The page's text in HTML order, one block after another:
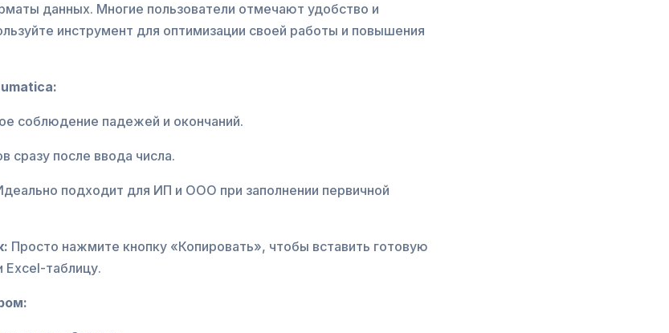
данных. Многие пользователи отмечают удобство и
инструмент для оптимизации своей работы и повышения
соблюдение падежей и окончаний.
сразу после ввода числа.
подходит для ИП и ООО при заполнении первичной
Просто нажмите кнопку «Копировать», чтобы вставить готовую
Excel-таблицу.